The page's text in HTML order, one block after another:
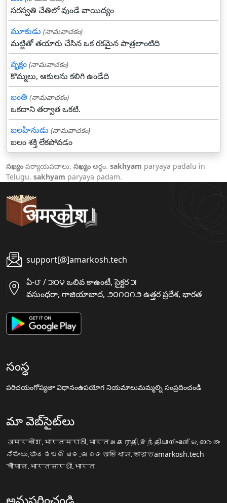
సరస్వతి చేతిలో వుండే వాయిద్యం
మూకుడు (నామవాచకం)
మట్టితో తయారు చేసిన ఒక రకమైన పాత్రలాంటిది
వృక్షం (నామవాచకం)
కొమ్మలు, ఆకులను కలిగి ఉండేది
బంతి (నామవాచకం)
ఒకదాని తర్వాత ఒకటి.
బలహీనుడు (నామవాచకం)
బలం శక్తి లేకపోవడం
సఖ్యం పర్యాయపదాలు. సఖ్యం అర్థం. sakhyam paryaya padalu in
Telugu. sakhyam paryaya padam.
support[@]amarkosh.tech
ఏ-౮ / ౫౦౪ ఒలివ కాఉంటీ, సైక్టర ౫
వసుంధరా, గాజియాబాద, ౨౦౧౦౧౨ ఉత్తర ప్రదేశ, భారత
సంస్థ
పరిచయంగోప్యతా విధానంఉపయోగ నియమాలుమమ్మల్ని సంప్రదించండి
మా వెబ్‌సైట్‌లు
अमरकोश.भारतमराठी.भारतஅகராதி.இந்தியாനിഘണ്ടു.ഭാരതം
ನಿಘಂಟು.ಭಾರತ ଅଭିଧାନ.ଭାରତ অভিধান.ভারতamarkosh.tech
चौपाल.भारतसारथी.भारत